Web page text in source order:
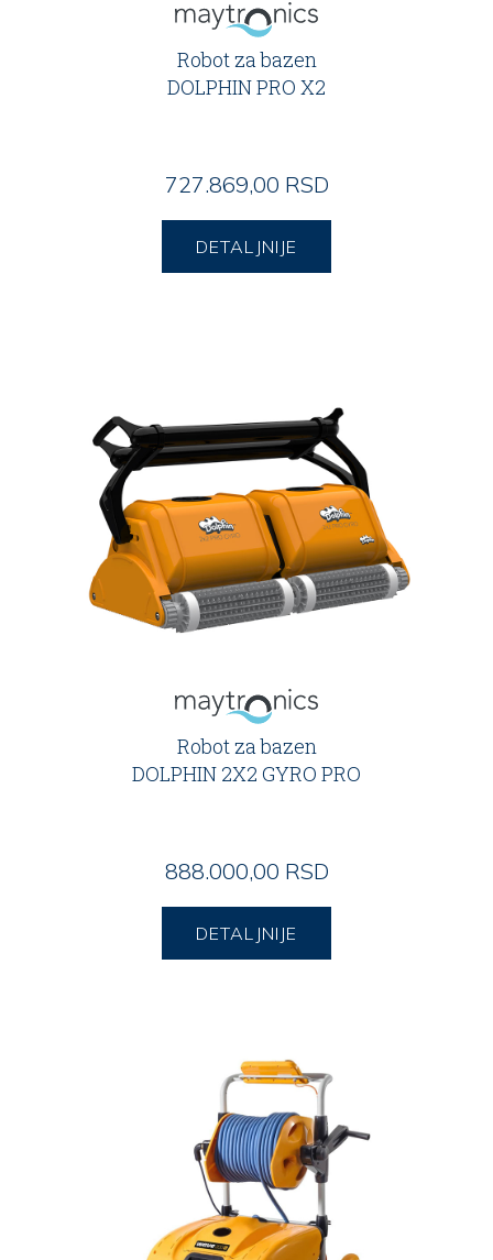
Robot za bazen
DOLPHIN PRO X2
727.869,00 RSD
DETALJNIJE
Robot za bazen
DOLPHIN 2X2 GYRO PRO
888.000,00 RSD
DETALJNIJE